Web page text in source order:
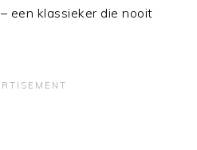
– een klassieker die nooit